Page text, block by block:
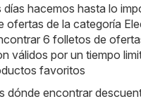
hacemos hasta lo
ofertas de la categoría
6 folletos de
válidos por un tiempo
favoritos
dónde encontrar